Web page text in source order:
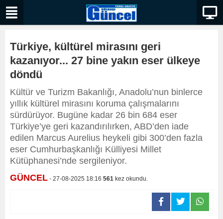
Türkiye, kültürel mirasını geri
kazanıyor... 27 bine yakın eser ülkeye
döndü
Kültür ve Turizm Bakanlığı, Anadolu’nun binlerce
yıllık kültürel mirasını koruma çalışmalarını
sürdürüyor. Bugüne kadar 26 bin 684 eser
Türkiye’ye geri kazandırılırken, ABD’den iade
edilen Marcus Aurelius heykeli gibi 300’den fazla
eser Cumhurbaşkanlığı Külliyesi Millet
Kütüphanesi’nde sergileniyor.
GÜNCEL - 27-08-2025 18:16 561 kez okundu.